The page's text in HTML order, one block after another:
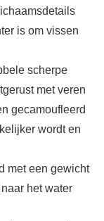
is om vissen
scherpe
met veren
gecamoufleerd
wordt en
met een gewicht
het water